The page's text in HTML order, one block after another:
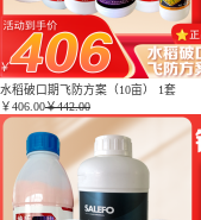
水稻破口期飞防方案（10亩） 1套
￥406.00￥442.00